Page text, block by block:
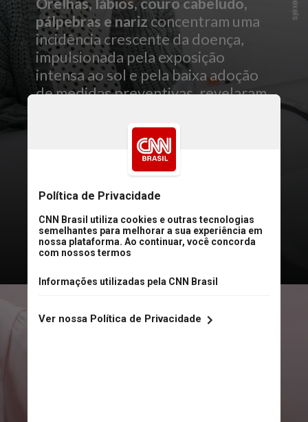
pálpebras e narizconcentram uma
incidência crescente da doença,
impulsionada pela exposição
intensa ao sol e pela baixa adoção
de medidas preventivas, revelaram
Pexels